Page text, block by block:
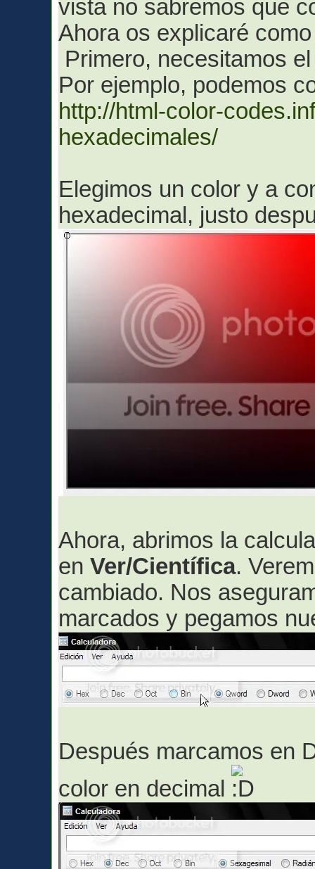
vista no sabremos que
Ahora os explicaré
Primero, necesitamos
Por ejemplo, podemos
http://html-color-
hexadecimales/
Elegimos un color y a
hexadecimal, justo
Ahora, abrimos la
enVer/Científica.
cambiado. Nos
marcados y pegamos
Después marcamos en
color en decimal